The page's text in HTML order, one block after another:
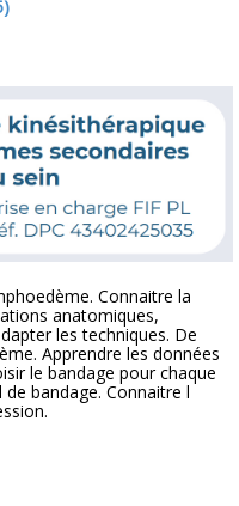
Connaitre la
anatomiques,
les techniques. De
Apprendre les données
le bandage pour chaque
bandage. Connaitre l